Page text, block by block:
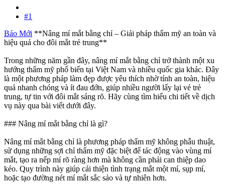
#1
Báo Mới **Nâng mí mắt bằng chỉ – Giải pháp thẩm mỹ an toàn và
hiệu quả cho đôi mắt trẻ trung**
Trong những năm gần đây, nâng mí mắt bằng chỉ trở thành một xu
hướng thẩm mỹ phổ biến tại Việt Nam và nhiều quốc gia khác. Đây
là một phương pháp làm đẹp được yêu thích nhờ tính an toàn, hiệu
quả nhanh chóng và ít đau đớn, giúp nhiều người lấy lại vẻ trẻ
trung, tự tin với đôi mắt sáng rõ. Hãy cùng tìm hiểu chi tiết về dịch
vụ này qua bài viết dưới đây.
### Nâng mí mắt bằng chỉ là gì?
Nâng mí mắt bằng chỉ là phương pháp thẩm mỹ không phẫu thuật,
sử dụng những sợi chỉ thẩm mỹ đặc biệt để tác động vào vùng mí
mắt, tạo ra nếp mí rõ ràng hơn mà không cần phải can thiệp dao
kéo. Quy trình này giúp cải thiện tình trạng mắt một mí, sụp mí,
hoặc tạo đường nét mí mắt sắc sảo và tự nhiên hơn.